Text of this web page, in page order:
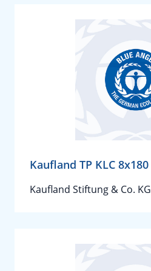
Kaufland TP KLC 8x180
Kaufland Stiftung & Co. KG